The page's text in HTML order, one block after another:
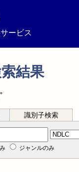
ービス
結果
識別子検索
ジャンルのみ